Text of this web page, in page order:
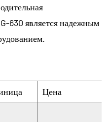
630 является надежным
Цена